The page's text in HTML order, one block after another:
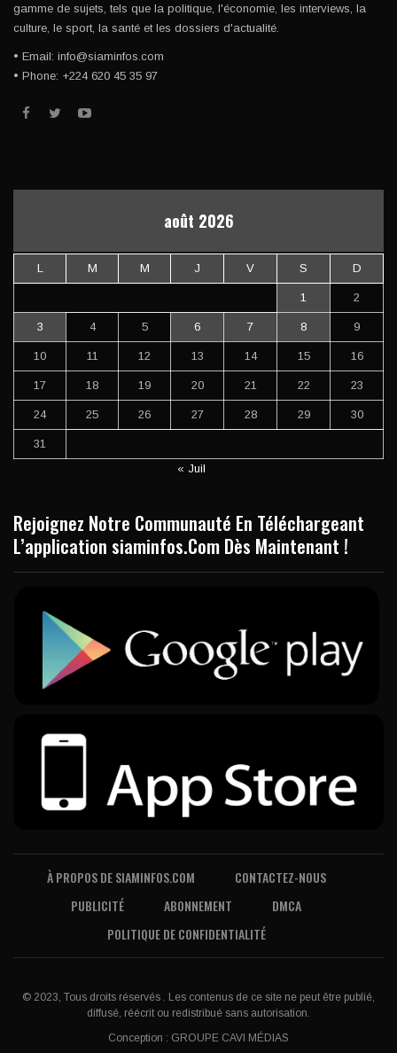
gamme de sujets, tels que la politique, l'économie, les interviews, la
culture, le sport, la santé et les dossiers d'actualité.
• Email: info@siaminfos.com
• Phone: +224 620 45 35 97
août 2026
L M M J V S D
1 2
3 4 5 6 7 8 9
10 11 12 13 14 15 16
17 18 19 20 21 22 23
24 25 26 27 28 29 30
31
« Juil
Rejoignez Notre Communauté En Téléchargeant
L’application siaminfos.Com Dès Maintenant !
À PROPOS DE SIAMINFOS.COM
CONTACTEZ-NOUS
PUBLICITÉ
ABONNEMENT
DMCA
POLITIQUE DE CONFIDENTIALITÉ
© 2023, Tous droits réservés . Les contenus de ce site ne peut être publié,
diffusé, réécrit ou redistribué sans autorisation.
Conception : GROUPE CAVI MÉDIAS